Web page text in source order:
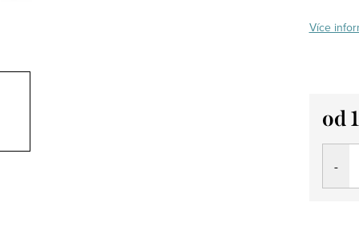
Více
od
Měrná